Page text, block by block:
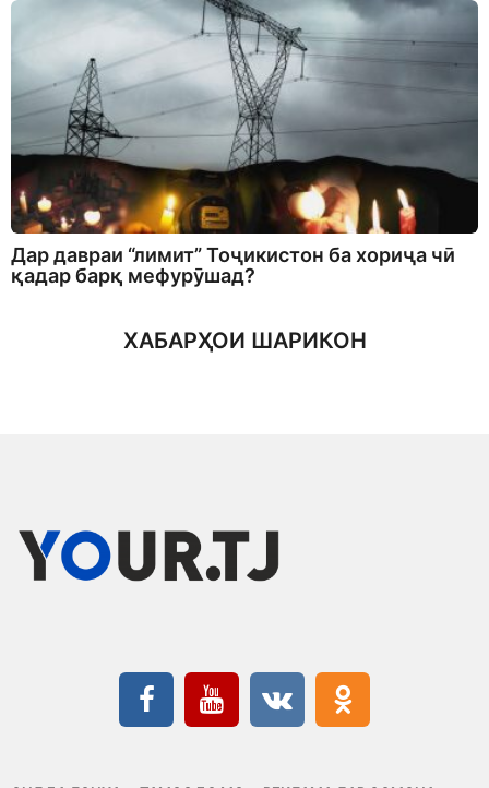
Дар давраи “лимит” Тоҷикистон ба хориҷа чӣ
қадар барқ мефурӯшад?
ХАБАРҲОИ ШАРИКОН